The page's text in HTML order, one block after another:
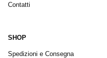
Contatti
SHOP
Spedizioni e Consegna